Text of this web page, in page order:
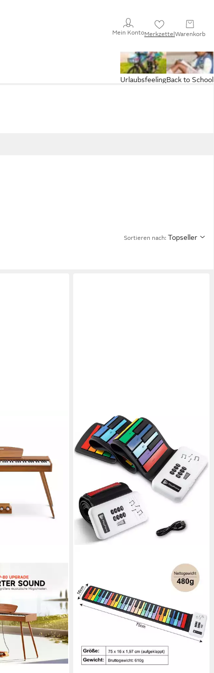
Mein KontoMerkzettelWarenkorb
Back to School
Urlaubsfeeling
Sortieren nach: Topseller